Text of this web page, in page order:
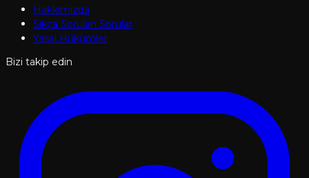
Hakkımızda
Sıkça Sorulan Sorular
Yasal Hükümler
Bizi takip edin